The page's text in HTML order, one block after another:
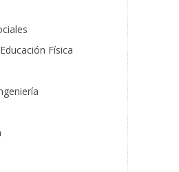
Física